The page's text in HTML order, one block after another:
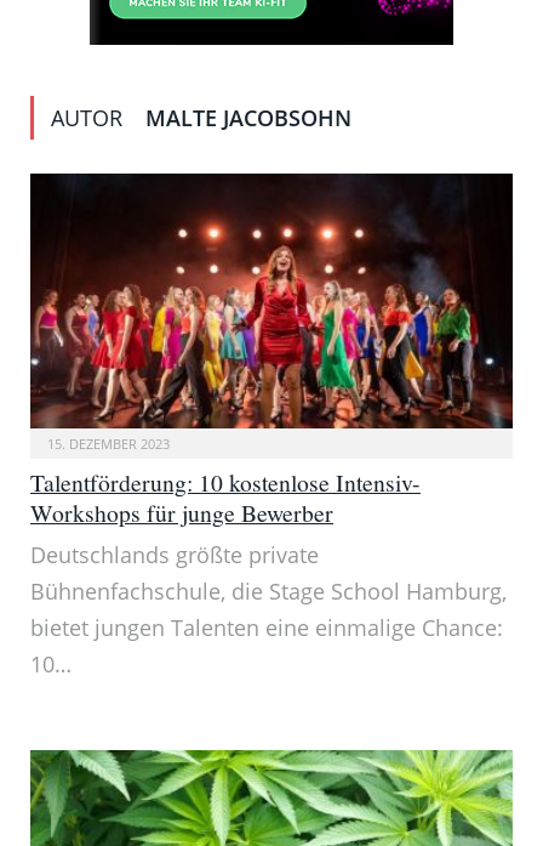
AUTOR MALTE JACOBSOHN
15. DEZEMBER 2023
Talentförderung: 10 kostenlose Intensiv-
Workshops für junge Bewerber
Deutschlands größte private
Bühnenfachschule, die Stage School Hamburg,
bietet jungen Talenten eine einmalige Chance:
10…